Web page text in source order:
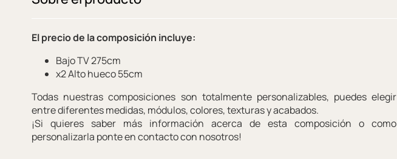
El precio de la composición incluye:
Bajo TV 275cm
x2 Alto hueco 55cm
Todas nuestras composiciones son totalmente personalizables, puedes elegir
entre diferentes medidas, módulos, colores, texturas y acabados.
¡Si quieres saber más información acerca de esta composición o como
personalizarla ponte en contacto con nosotros!